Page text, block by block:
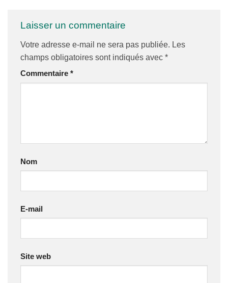
Laisser un commentaire
Votre adresse e-mail ne sera pas publiée. Les
champs obligatoires sont indiqués avec *
Commentaire *
Nom
E-mail
Site web